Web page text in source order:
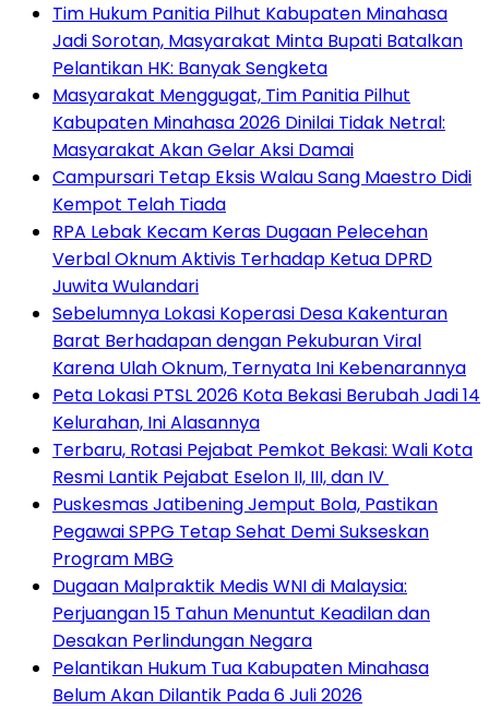
Tim Hukum Panitia Pilhut Kabupaten Minahasa
Jadi Sorotan, Masyarakat Minta Bupati Batalkan
Pelantikan HK: Banyak Sengketa
Masyarakat Menggugat, Tim Panitia Pilhut
Kabupaten Minahasa 2026 Dinilai Tidak Netral:
Masyarakat Akan Gelar Aksi Damai
Campursari Tetap Eksis Walau Sang Maestro Didi
Kempot Telah Tiada
RPA Lebak Kecam Keras Dugaan Pelecehan
Verbal Oknum Aktivis Terhadap Ketua DPRD
Juwita Wulandari
Sebelumnya Lokasi Koperasi Desa Kakenturan
Barat Berhadapan dengan Pekuburan Viral
Karena Ulah Oknum, Ternyata Ini Kebenarannya
Peta Lokasi PTSL 2026 Kota Bekasi Berubah Jadi 14
Kelurahan, Ini Alasannya
‎Terbaru, Rotasi Pejabat Pemkot Bekasi: Wali Kota
Resmi Lantik Pejabat Eselon II, III, dan IV ‎
Puskesmas Jatibening Jemput Bola, Pastikan
Pegawai SPPG Tetap Sehat Demi Sukseskan
Program MBG
‎Dugaan Malpraktik Medis WNI di Malaysia:
Perjuangan 15 Tahun Menuntut Keadilan dan
Desakan Perlindungan Negara
Pelantikan Hukum Tua Kabupaten Minahasa
Belum Akan Dilantik Pada 6 Juli 2026